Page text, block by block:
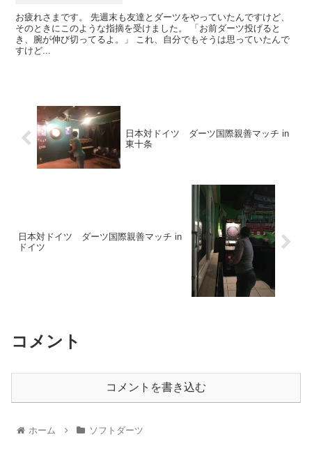
お疲れさまです。 先週末も友達とダーツをやっていたんですけど、
そのときにこのような指摘を受けました。 「お前ダーツ投げると
き、腕が伸び切ってるよ。」 これ、自分でもそうは思っていたんで
すけど...
日本対ドイツ ダーツ国際親善マッチ in
東十条
日本対ドイツ ダーツ国際親善マッチ in
ドイツ
コメント
コメントを書き込む
ホーム ソフトダーツ